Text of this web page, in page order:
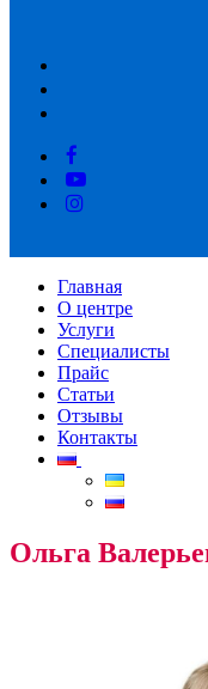
Главная
О центре
Услуги
Специалисты
Прайс
Статьи
Отзывы
Контакты
Ольга